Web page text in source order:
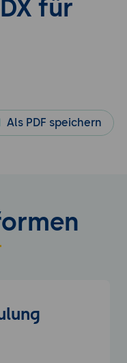
für
Als PDF speichern